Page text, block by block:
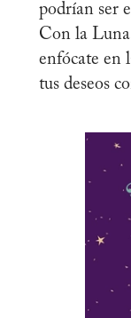
podrían ser
Con la
enfócate en
tus deseos